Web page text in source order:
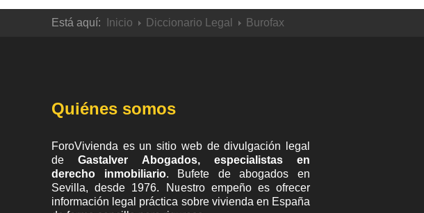
Está aquí: Inicio Diccionario Legal Burofax
Quiénes somos
ForoVivienda es un sitio web de divulgación legal
deGastalver Abogados, especialistas en
derecho inmobiliario. Bufete deabogados en
Sevilla, desde 1976. Nuestro empeño es ofrecer
información legal práctica sobre vivienda en España